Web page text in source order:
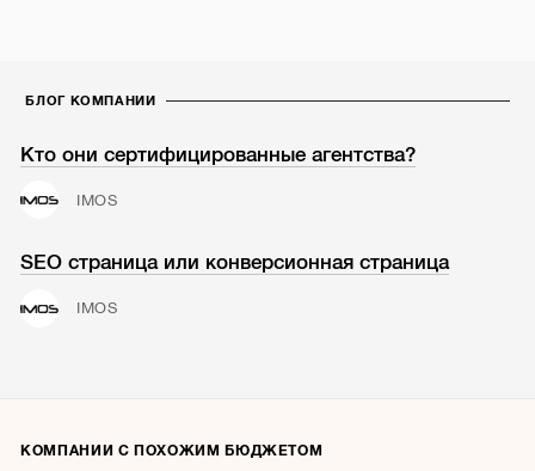
БЛОГ КОМПАНИИ
Кто они сертифицированные агентства?
IMOS
SEO страница или конверсионная страница
IMOS
КОМПАНИИ С ПОХОЖИМ БЮДЖЕТОМ